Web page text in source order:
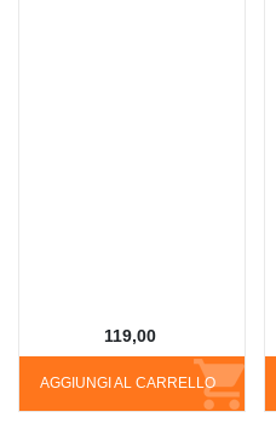
AGGIUNGI AL CARRELLO
119,00